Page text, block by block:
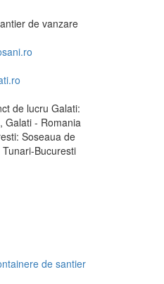
de vanzare
de lucru Galati:
Galati - Romania
Soseaua de
Bucuresti
de santier